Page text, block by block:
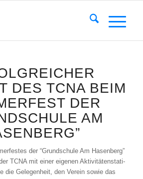
DES TCNA BEIM
DER
AM
der “Grund­schu­le Am Hasen­berg”
TCNA mit einer eige­nen Akti­vi­tä­ten­sta­ti­
die Gele­gen­heit, den Ver­ein sowie das